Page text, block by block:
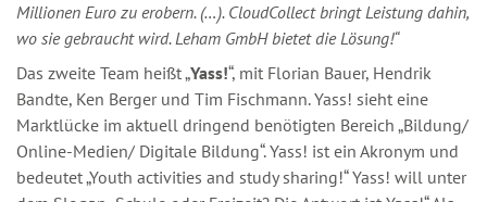
Millionen Euro zu erobern. (…). CloudCollect bringt Leistung dahin,
wo sie gebraucht wird. Leham GmbH bietet die Lösung!“
Das zweite Team heißt „Yass!“, mit Florian Bauer, Hendrik
Bandte, Ken Berger und Tim Fischmann. Yass! sieht eine
Marktlücke im aktuell dringend benötigten Bereich „Bildung/
Online-Medien/ Digitale Bildung“. Yass! ist ein Akronym und
bedeutet „Youth activities and study sharing!“ Yass! will unter